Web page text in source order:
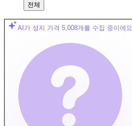
전체
AI가 성지 가격 5,008개를 수집 중이에요